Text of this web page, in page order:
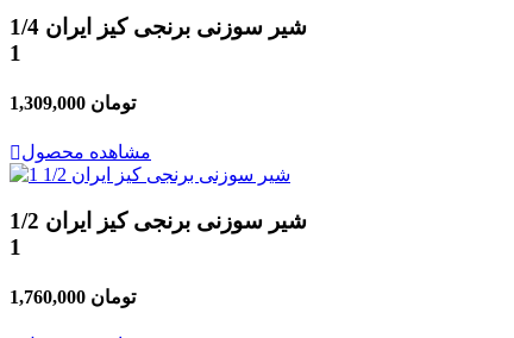
شیر سوزنی برنجی کیز ایران 1/4
1
1,309,000 تومان
مشاهده محصول
شیر سوزنی برنجی کیز ایران 1/2
1
1,760,000 تومان